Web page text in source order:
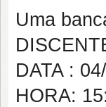
Uma
DATA :
HORA: